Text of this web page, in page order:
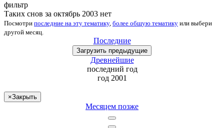
фильтр
Таких снов за октябрь 2003 нет
Посмотри последние на эту тематику, более общую тематику или выбери
другой месяц
Последние
Загрузить предыдущие
Древнейшие
последний год
год 2001
×Закрыть
Месяцем позже